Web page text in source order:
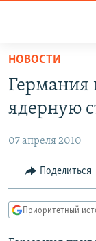
доступа
основному
Вернутся
главной
навигации
Вернутся
ПОДКАСТЫ
АВТОРСКИЕ
ЦИТАТЫ
МНЕНИЯ
IDEL.РЕАЛИИ
НОВОСТИ
Германия
ядерную
07 апреля 2010
Поделиться
Приоритетный